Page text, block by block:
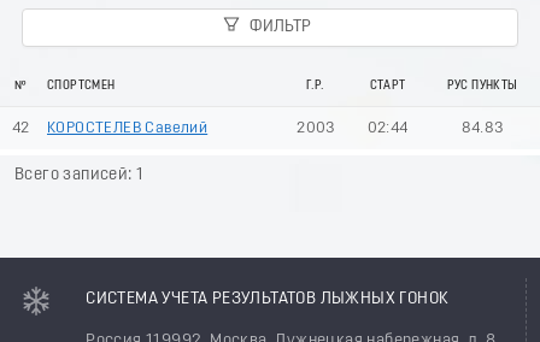
ФИЛЬТР
№ СПОРТСМЕН Г.Р. СТАРТ РУС ПУНКТЫ
42 КОРОСТЕЛЕВ Савелий 2003 02:44 84.83
Всего записей: 1
СИСТЕМА УЧЕТА РЕЗУЛЬТАТОВ ЛЫЖНЫХ ГОНОК